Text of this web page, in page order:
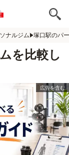
ナルジム 塚口駅のパ
を比較し